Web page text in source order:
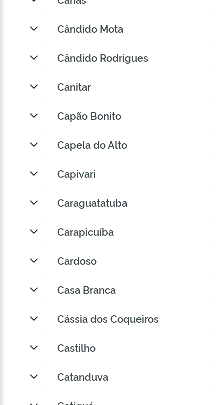
Cândido Mota
Cândido Rodrigues
Canitar
Capão Bonito
Capela do Alto
Capivari
Caraguatatuba
Carapicuíba
Cardoso
Casa Branca
Cássia dos Coqueiros
Castilho
Catanduva